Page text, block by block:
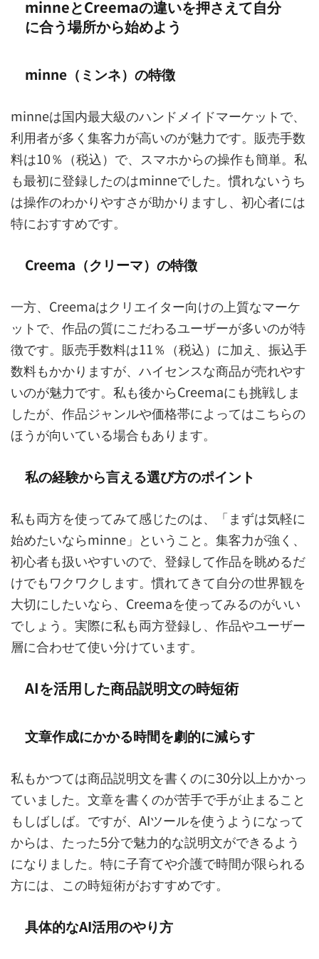
minneとCreemaの違いを押さえて自分
に合う場所から始めよう
minne（ミンネ）の特徴
minneは国内最大級のハンドメイドマーケットで、
利用者が多く集客力が高いのが魅力です。販売手数
料は10％（税込）で、スマホからの操作も簡単。私
も最初に登録したのはminneでした。慣れないうち
は操作のわかりやすさが助かりますし、初心者には
特におすすめです。
Creema（クリーマ）の特徴
一方、Creemaはクリエイター向けの上質なマーケ
ットで、作品の質にこだわるユーザーが多いのが特
徴です。販売手数料は11％（税込）に加え、振込手
数料もかかりますが、ハイセンスな商品が売れやす
いのが魅力です。私も後からCreemaにも挑戦しま
したが、作品ジャンルや価格帯によってはこちらの
ほうが向いている場合もあります。
私の経験から言える選び方のポイント
私も両方を使ってみて感じたのは、「まずは気軽に
始めたいならminne」ということ。集客力が強く、
初心者も扱いやすいので、登録して作品を眺めるだ
けでもワクワクします。慣れてきて自分の世界観を
大切にしたいなら、Creemaを使ってみるのがいい
でしょう。実際に私も両方登録し、作品やユーザー
層に合わせて使い分けています。
AIを活用した商品説明文の時短術
文章作成にかかる時間を劇的に減らす
私もかつては商品説明文を書くのに30分以上かかっ
ていました。文章を書くのが苦手で手が止まること
もしばしば。ですが、AIツールを使うようになって
からは、たった5分で魅力的な説明文ができるよう
になりました。特に子育てや介護で時間が限られる
方には、この時短術がおすすめです。
具体的なAI活用のやり方